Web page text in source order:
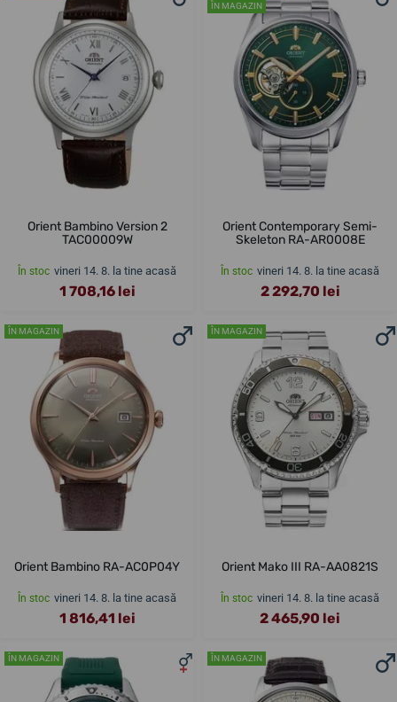
Orient Bambino Version 2
TAC00009W
În stoc vineri 14. 8. la tine acasă
1 708,16 lei
ÎN MAGAZIN
Orient Contemporary Semi-
Skeleton RA-AR0008E
În stoc vineri 14. 8. la tine acasă
2 292,70 lei
ÎN MAGAZIN
Orient Bambino RA-AC0P04Y
În stoc vineri 14. 8. la tine acasă
1 816,41 lei
ÎN MAGAZIN
Orient Mako III RA-AA0821S
În stoc vineri 14. 8. la tine acasă
2 465,90 lei
ÎN MAGAZIN ÎN MAGAZIN